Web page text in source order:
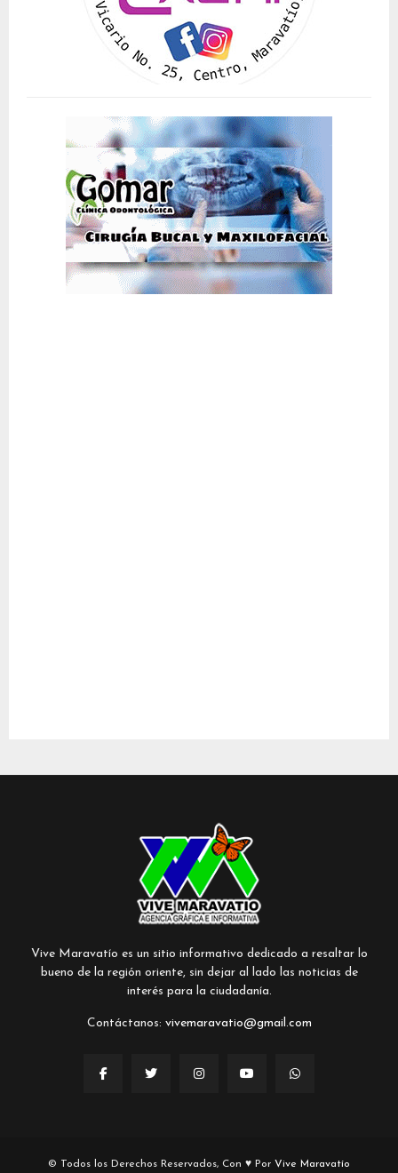
Vive Maravatío es un sitio informativo dedicado a resaltar lo
bueno de la región oriente, sin dejar al lado las noticias de
interés para la ciudadanía.
Contáctanos: vivemaravatio@gmail.com
© Todos los Derechos Reservados, Con ♥ Por Vive Maravatío